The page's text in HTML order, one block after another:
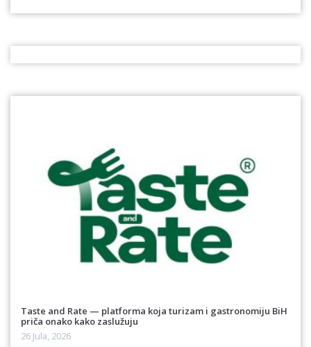
Taste and Rate — platforma koja turizam i gastronomiju BiH
priča onako kako zaslužuju
26 Jula, 2026